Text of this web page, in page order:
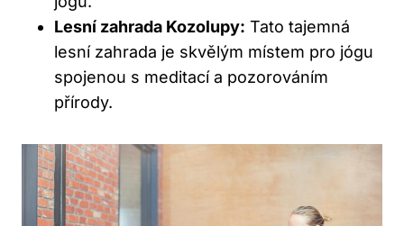
Lesní zahrada Kozolupy: Tato tajemná
lesní zahrada je skvělým místem pro jógu
spojenou s meditací a pozorováním
přírody.